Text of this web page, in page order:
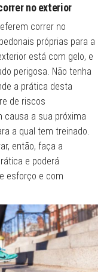
no exterior
correr no
próprias para a
está com gelo, e
perigosa. Não tenha
a prática desta
de riscos
causa a sua próxima
a qual tem treinado.
então, faça a
e poderá
esforço e com